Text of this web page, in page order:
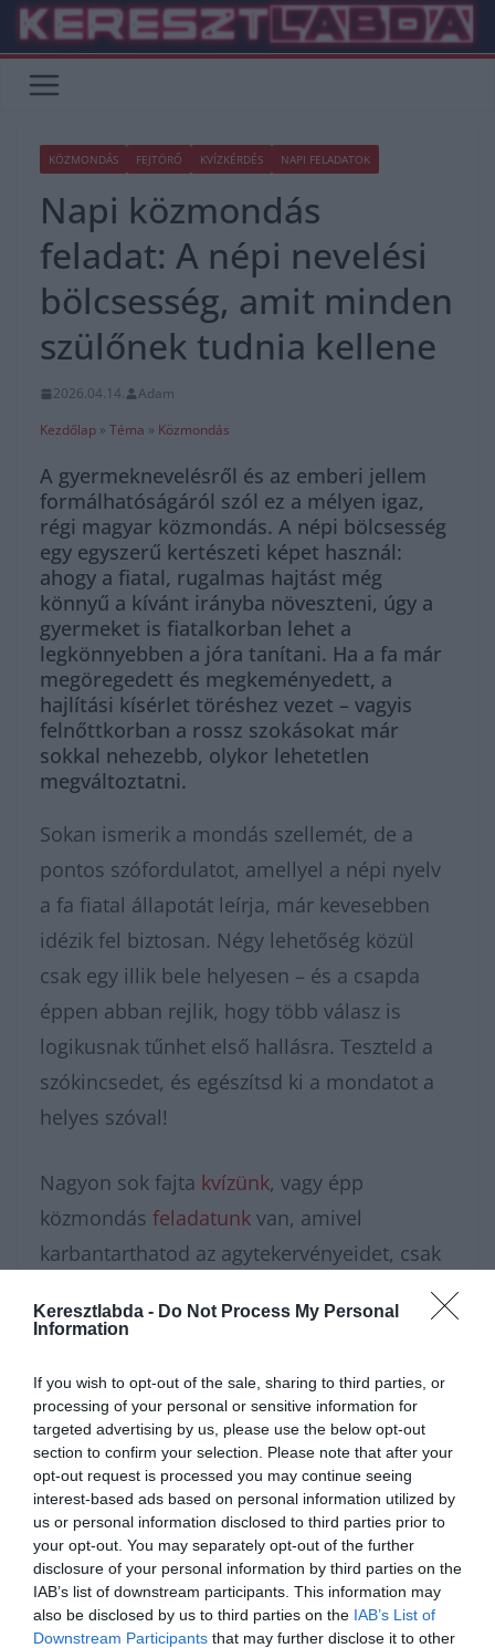
Keresztlabda - Do Not Process My Personal
Information
If you wish to opt-out of the sale, sharing to third parties, or
processing of your personal or sensitive information for
targeted advertising by us, please use the below opt-out
section to confirm your selection. Please note that after your
opt-out request is processed you may continue seeing
interest-based ads based on personal information utilized by
us or personal information disclosed to third parties prior to
your opt-out. You may separately opt-out of the further
disclosure of your personal information by third parties on the
IAB’s list of downstream participants. This information may
also be disclosed by us to third parties on the IAB’s List of
Downstream Participants that may further disclose it to other
Skip
content
KÖZMONDÁS FEJTÖRŐ KVÍZKÉRDÉS NAPI FELADATOK
Napi közmondás
feladat: A népi nevelési
bölcsesség, amit minden
szülőnek tudnia kellene
2026.04.14.
Adam
Kezdőlap » Téma » Közmondás
A gyermeknevelésről és az emberi jellem
formálhatóságáról szól ez a mélyen igaz,
régi magyar közmondás. A népi bölcsesség
egy egyszerű kertészeti képet használ:
ahogy a fiatal, rugalmas hajtást még
könnyű a kívánt irányba növeszteni, úgy a
gyermeket is fiatalkorban lehet a
legkönnyebben a jóra tanítani. Ha a fa már
megöregedett és megkeményedett, a
hajlítási kísérlet töréshez vezet – vagyis
felnőttkorban a rossz szokásokat már
sokkal nehezebb, olykor lehetetlen
megváltoztatni.
Sokan ismerik a mondás szellemét, de a
pontos szófordulatot, amellyel a népi nyelv
a fa fiatal állapotát leírja, már kevesebben
idézik fel biztosan. Négy lehetőség közül
csak egy illik bele helyesen – és a csapda
éppen abban rejlik, hogy több válasz is
logikusnak tűnhet első hallásra. Teszteld a
szókincsedet, és egészítsd ki a mondatot a
helyes szóval!
Nagyon sok fajta kvízünk, vagy épp
közmondás feladatunk van, amivel
karbantarthatod az agytekervényeidet, csak
feladatokat találhatsz!
Hirdetés